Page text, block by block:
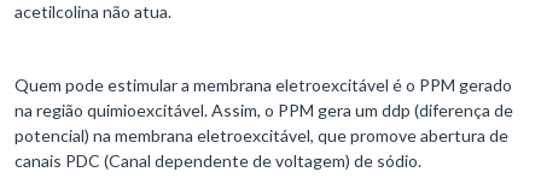
acetilcolina não atua.
Quem pode estimular a membrana eletroexcitável é o PPM gerado
na região quimioexcitável. Assim, o PPM gera um ddp (diferença de
potencial) na membrana eletroexcitável, que promove abertura de
canais PDC (Canal dependente de voltagem) de sódio.